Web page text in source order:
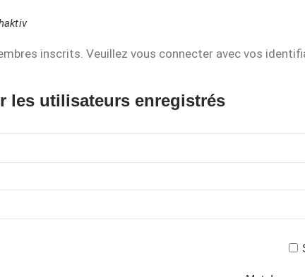
inscrits. Veuillez vous connecter avec vos
les utilisateurs enregistrés